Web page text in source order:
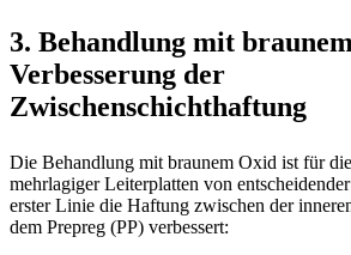
3. Behandlung mit
Verbesserung der
Zwischenschichthaftung
Die Behandlung mit braunem Oxid ist für
mehrlagiger Leiterplatten von
erster Linie die Haftung zwischen der
dem Prepreg (PP) verbessert: